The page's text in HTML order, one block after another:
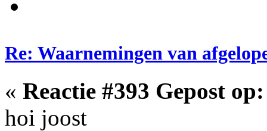
Re: Waarnemingen van
« Reactie #393 Gepost op:
hoi joost